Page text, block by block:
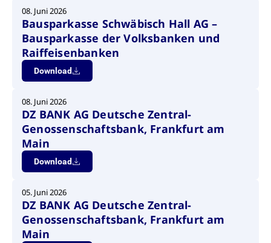
08. Juni 2026
Bausparkasse Schwäbisch Hall AG –
Bausparkasse der Volksbanken und
Raiffeisenbanken
Download
08. Juni 2026
DZ BANK AG Deutsche Zentral-
Genossenschaftsbank, Frankfurt am
Main
Download
05. Juni 2026
DZ BANK AG Deutsche Zentral-
Genossenschaftsbank, Frankfurt am
Main